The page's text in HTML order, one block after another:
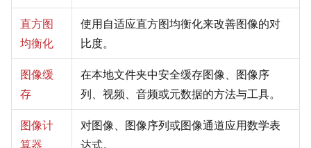
直方图
均衡化
使用自适应直方图均衡化来改善图像的对
比度。
图像缓
存
在本地文件夹中安全缓存图像、图像序
列、视频、音频或元数据的方法与工具。
图像计
算器
对图像、图像序列或图像通道应用数学表
达式。